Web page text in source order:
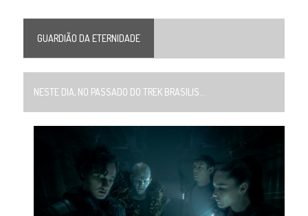
GUARDIÃO DA ETERNIDADE
NESTE DIA, NO PASSADO DO TREK BRASILIS...